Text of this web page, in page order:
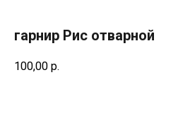
гарнир Рис отварной
100,00 р.